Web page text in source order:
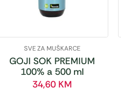
SVE ZA MUŠKARCE
GOJI SOK PREMIUM
100% a 500 ml
34,60 KM